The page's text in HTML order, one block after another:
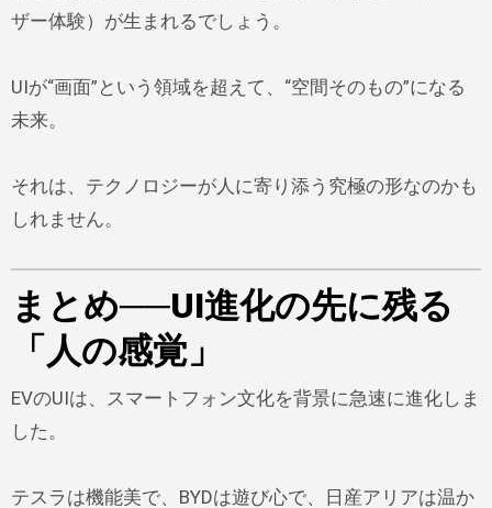
ザー体験）が生まれるでしょう。
UIが“画面”という領域を超えて、“空間そのもの”になる
未来。
それは、テクノロジーが人に寄り添う究極の形なのかも
しれません。
まとめ──UI進化の先に残る
「人の感覚」
EVのUIは、スマートフォン文化を背景に急速に進化しま
した。
テスラは機能美で、BYDは遊び心で、日産アリアは温か